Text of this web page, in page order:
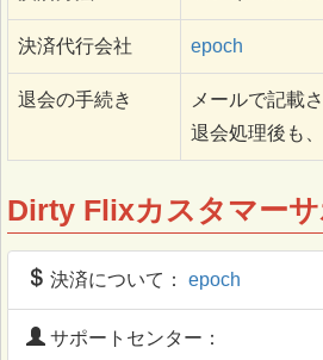
決済代行会社 epoch
退会の手続き
メールで記載
退会処理後も
Dirty Flixカスタマーサ
決済について： epoch
サポートセンター：